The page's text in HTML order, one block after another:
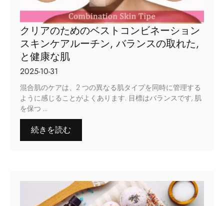
クリアのためのベストコンビネーション
スキンケアルーチン, バランスの取れた,
と健康な肌
2025-10-31
混合肌のケアは、2 つの異なる肌タイプを同時に管理する
ように感じることがよくあります. 目標はバランスです, 肌
を保つ ...
続きを読む